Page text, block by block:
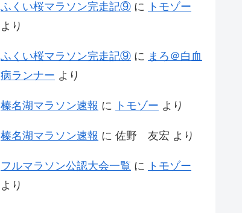
ふくい桜マラソン完走記⑨ に
トモゾー
より
ふくい桜マラソン完走記⑨ に まろ＠白血
病ランナー より
榛名湖マラソン速報 に トモゾー より
榛名湖マラソン速報 に 佐野 友宏 より
フルマラソン公認大会一覧 に
トモゾー
より